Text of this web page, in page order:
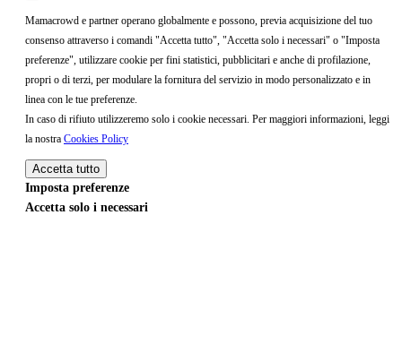
Mamacrowd e partner operano globalmente e possono, previa acquisizione del tuo
consenso attraverso i comandi "Accetta tutto", "Accetta solo i necessari" o "Imposta
preferenze", utilizzare cookie per fini statistici, pubblicitari e anche di profilazione,
propri o di terzi, per modulare la fornitura del servizio in modo personalizzato e in
linea con le tue preferenze.
In caso di rifiuto utilizzeremo solo i cookie necessari. Per maggiori informazioni, leggi
la nostra Cookies Policy
Accetta tutto
Imposta preferenze
Accetta solo i necessari